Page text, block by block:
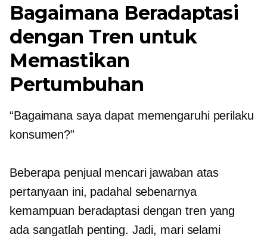
Bagaimana Beradaptasi
dengan Tren untuk
Memastikan
Pertumbuhan
“Bagaimana saya dapat memengaruhi perilaku
konsumen?”
Beberapa penjual mencari jawaban atas
pertanyaan ini, padahal sebenarnya
kemampuan beradaptasi dengan tren yang
ada sangatlah penting. Jadi, mari selami